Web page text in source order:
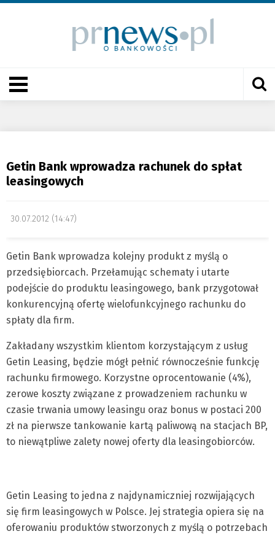
Getin Bank wprowadza rachunek do spłat
leasingowych
30.07.2012 (14:47)
Getin Bank wprowadza kolejny produkt z myślą o
przedsiębiorcach. Przełamując schematy i utarte
podejście do produktu leasingowego, bank przygotował
konkurencyjną ofertę wielofunkcyjnego rachunku do
spłaty dla firm.
Zakładany wszystkim klientom korzystającym z usług
Getin Leasing, będzie mógł pełnić równocześnie funkcję
rachunku firmowego. Korzystne oprocentowanie (4%),
zerowe koszty związane z prowadzeniem rachunku w
czasie trwania umowy leasingu oraz bonus w postaci 200
zł na pierwsze tankowanie kartą paliwową na stacjach BP,
to niewątpliwe zalety nowej oferty dla leasingobiorców.
Getin Leasing to jedna z najdynamiczniej rozwijających
się firm leasingowych w Polsce. Jej strategia opiera się na
oferowaniu produktów stworzonych z myślą o potrzebach